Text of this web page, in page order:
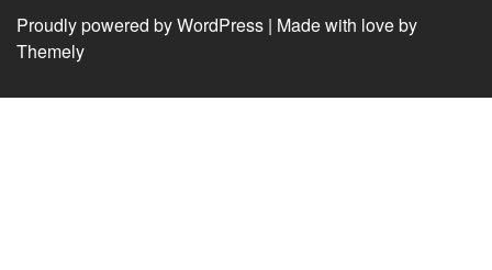
Proudly powered by WordPress | Made with love by
Themely